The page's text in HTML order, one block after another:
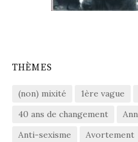
THÈMES
(non) mixité 1ère vague
40 ans de changement
Anti-sexisme
Avortement